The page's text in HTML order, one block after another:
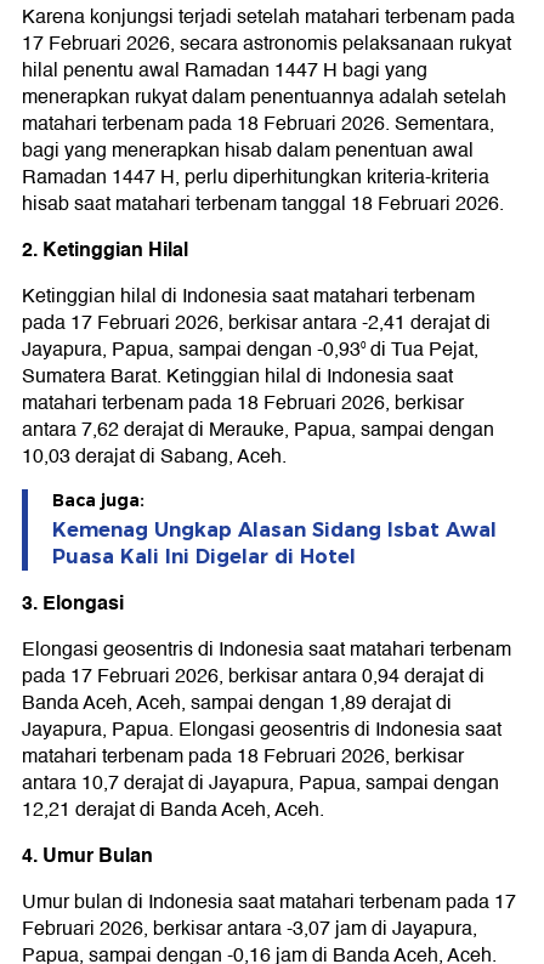
Karena konjungsi terjadi setelah matahari terbenam pada
17 Februari 2026, secara astronomis pelaksanaan rukyat
hilal penentu awal Ramadan 1447 H bagi yang
menerapkan rukyat dalam penentuannya adalah setelah
matahari terbenam pada 18 Februari 2026. Sementara,
bagi yang menerapkan hisab dalam penentuan awal
Ramadan 1447 H, perlu diperhitungkan kriteria-kriteria
hisab saat matahari terbenam tanggal 18 Februari 2026.
2. Ketinggian Hilal
Ketinggian hilal di Indonesia saat matahari terbenam
pada 17 Februari 2026, berkisar antara -2,41 derajat di
Jayapura, Papua, sampai dengan -0,93⁰ di Tua Pejat,
Sumatera Barat. Ketinggian hilal di Indonesia saat
matahari terbenam pada 18 Februari 2026, berkisar
antara 7,62 derajat di Merauke, Papua, sampai dengan
10,03 derajat di Sabang, Aceh.
Baca juga:
Kemenag Ungkap Alasan Sidang Isbat Awal
Puasa Kali Ini Digelar di Hotel
3. Elongasi
Elongasi geosentris di Indonesia saat matahari terbenam
pada 17 Februari 2026, berkisar antara 0,94 derajat di
Banda Aceh, Aceh, sampai dengan 1,89 derajat di
Jayapura, Papua. Elongasi geosentris di Indonesia saat
matahari terbenam pada 18 Februari 2026, berkisar
antara 10,7 derajat di Jayapura, Papua, sampai dengan
12,21 derajat di Banda Aceh, Aceh.
4. Umur Bulan
Umur bulan di Indonesia saat matahari terbenam pada 17
Februari 2026, berkisar antara -3,07 jam di Jayapura,
Papua, sampai dengan -0,16 jam di Banda Aceh, Aceh.